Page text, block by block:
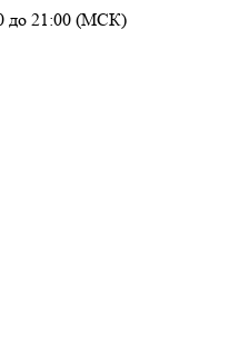
до 21:00 (МСК)